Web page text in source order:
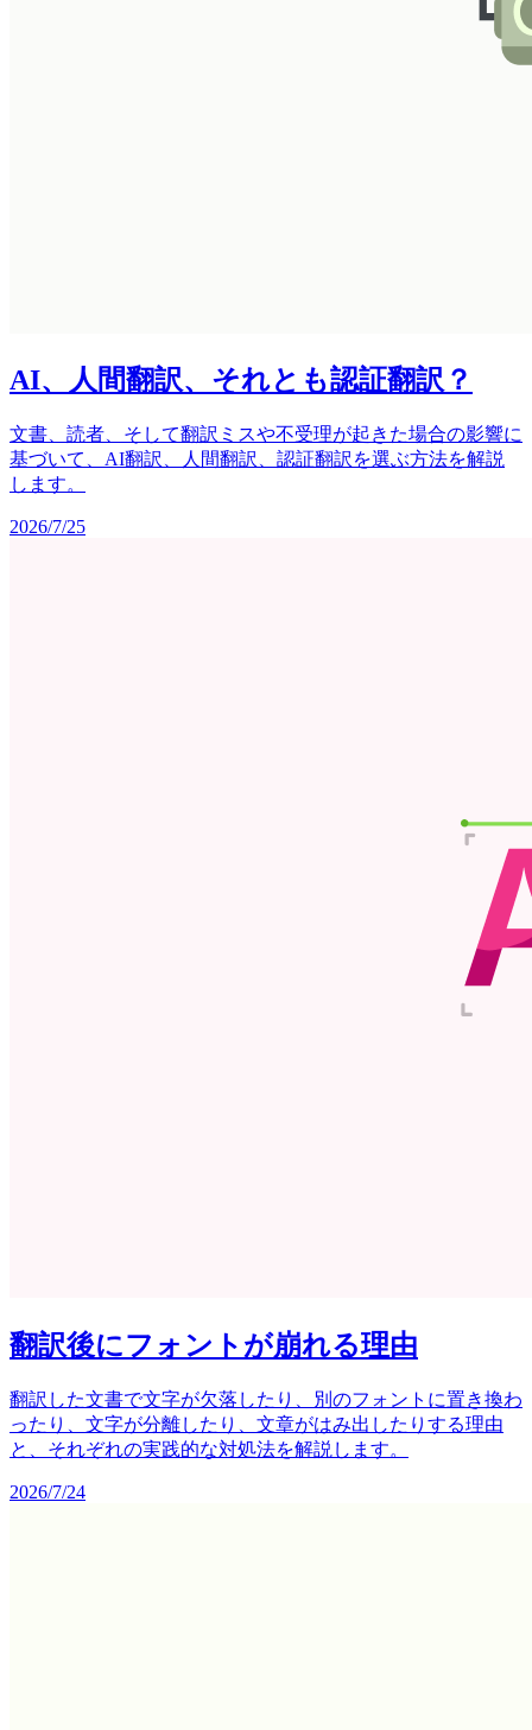
AI、人間翻訳、それとも認証翻訳？
文書、読者、そして翻訳ミスや不受理が起きた場合の影響に
基づいて、AI翻訳、人間翻訳、認証翻訳を選ぶ方法を解説
します。
2026/7/25
翻訳後にフォントが崩れる理由
翻訳した文書で文字が欠落したり、別のフォントに置き換わ
ったり、文字が分離したり、文章がはみ出したりする理由
と、それぞれの実践的な対処法を解説します。
2026/7/24